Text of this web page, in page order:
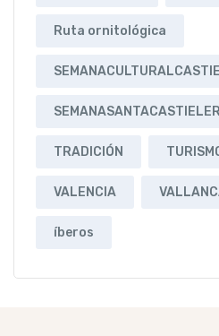
Ruta ornitológica
TRADICIÓN
VALENCIA
íberos